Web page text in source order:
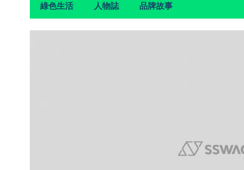
綠色生活 人物誌 品牌故事